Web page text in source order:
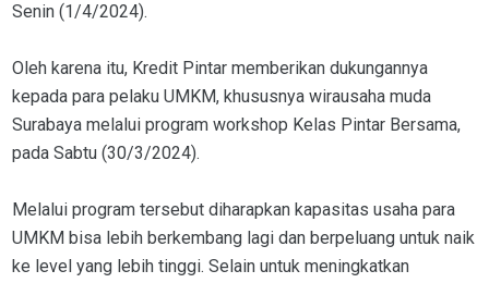
Senin (1/4/2024).
Oleh karena itu, Kredit Pintar memberikan dukungannya
kepada para pelaku UMKM, khususnya wirausaha muda
Surabaya melalui program workshop Kelas Pintar Bersama,
pada Sabtu (30/3/2024).
Melalui program tersebut diharapkan kapasitas usaha para
UMKM bisa lebih berkembang lagi dan berpeluang untuk naik
ke level yang lebih tinggi. Selain untuk meningkatkan